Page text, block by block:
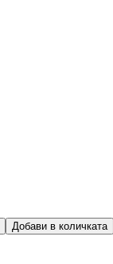
Добави в количката